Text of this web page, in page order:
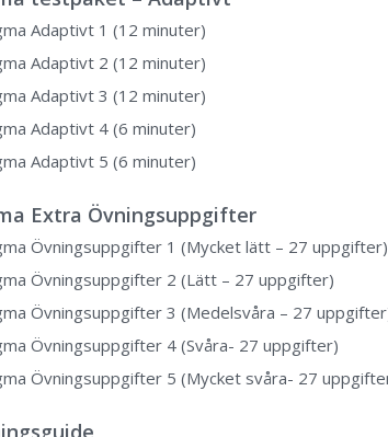
Adaptivt 1 (12 minuter)
Adaptivt 2 (12 minuter)
Adaptivt 3 (12 minuter)
Adaptivt 4 (6 minuter)
Adaptivt 5 (6 minuter)
Extra Övningsuppgifter
Övningsuppgifter 1 (Mycket lätt – 27 uppgifter)
Övningsuppgifter 2 (Lätt – 27 uppgifter)
Övningsuppgifter 3 (Medelsvåra – 27
Övningsuppgifter 4 (Svåra- 27 uppgifter)
Övningsuppgifter 5 (Mycket svåra- 27